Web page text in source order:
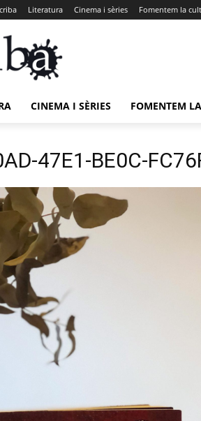
Literatura Cinema i sèries Fomentem la
CINEMA I SÈRIES FOMENTEM
47E1-BE0C-